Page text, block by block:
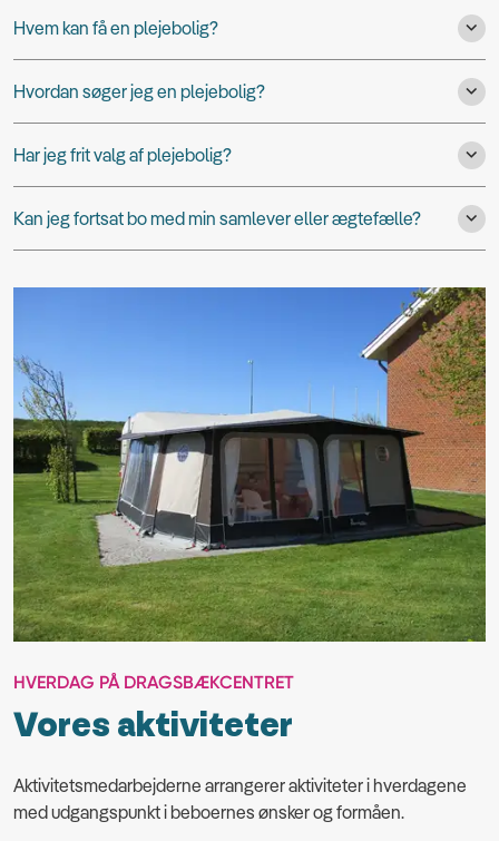
Hvem kan få en plejebolig?
Hvordan søger jeg en plejebolig?
Har jeg frit valg af plejebolig?
Kan jeg fortsat bo med min samlever eller ægtefælle?
HVERDAG PÅ DRAGSBÆKCENTRET
Vores aktiviteter
Aktivitetsmedarbejderne arrangerer aktiviteter i hverdagene
med udgangspunkt i beboernes ønsker og formåen.